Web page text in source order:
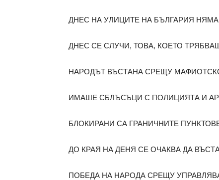
ДНЕС НА УЛИЦИТЕ НА БЪЛГАРИЯ
ДНЕС СЕ СЛУЧИ, ТОВА, КОЕТО
НАРОДЪТ ВЪСТАНА СРЕЩУ
ИМАШЕ СБЛЪСЪЦИ С ПОЛИЦИЯТА И
БЛОКИРАНИ СА ГРАНИЧНИТЕ ПУНКТОВЕ
ДО КРАЯ НА ДЕНЯ СЕ ОЧАКВА ДА
ПОБЕДА НА НАРОДА СРЕЩУ